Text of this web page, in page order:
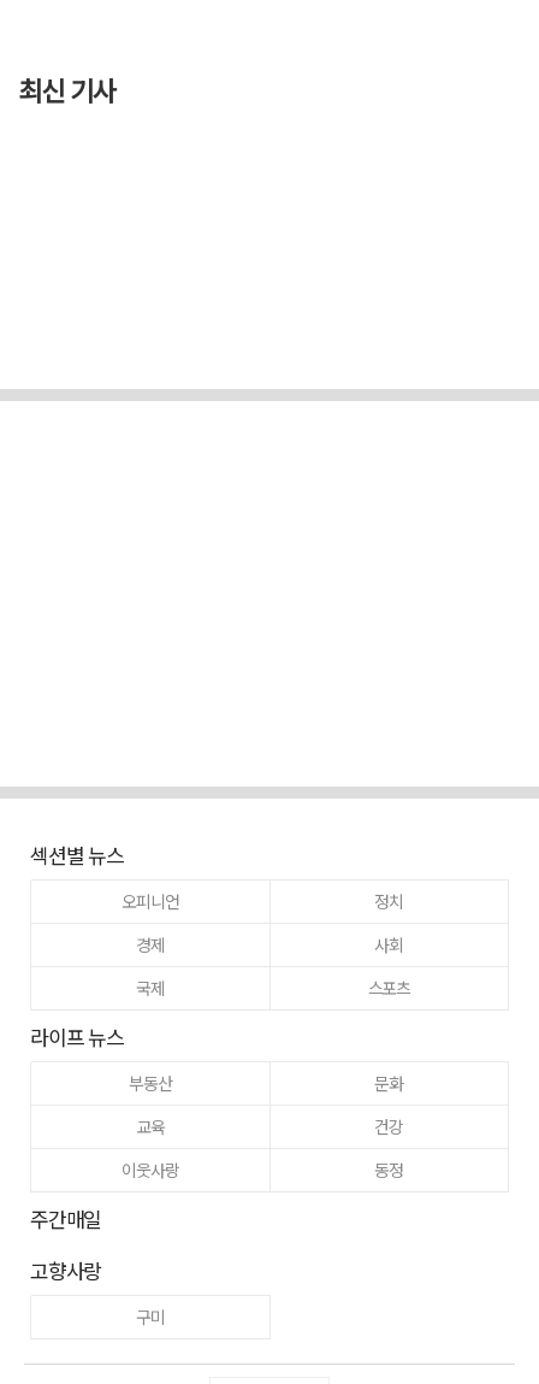
최신 기사
섹션별 뉴스
오피니언
정치
경제
사회
국제
스포츠
라이프 뉴스
부동산
문화
교육
건강
이웃사랑
동정
주간매일
고향사랑
구미